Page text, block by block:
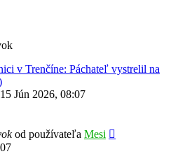
v Trenčíne: Páchateľ vystrelil na
15 Jún 2026, 08:07
od používateľa Mesi